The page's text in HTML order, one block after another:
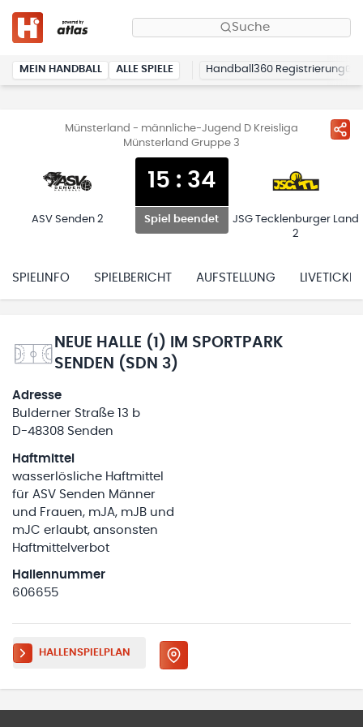
Suche
MEIN HANDBALL ALLE SPIELE Handball360 Registrierung
Münsterland - männliche-Jugend D Kreisliga
Münsterland Gruppe 3
ASV Senden 2
15 : 34
Spiel beendet
JSG Tecklenburger Land
2
SPIELINFO SPIELBERICHT AUFSTELLUNG LIVETICKER
NEUE HALLE (1) IM SPORTPARK
SENDEN (SDN 3)
Adresse
Bulderner Straße 13 b
D-48308 Senden
Haftmittel
wasserlösliche Haftmittel
für ASV Senden Männer
und Frauen, mJA, mJB und
mJC erlaubt, ansonsten
Haftmittelverbot
Hallennummer
606655
HALLENSPIELPLAN